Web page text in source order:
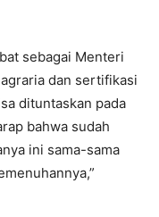
sebagai Menteri
dan sertifikasi
dituntaskan pada
bahwa sudah
ini sama-sama